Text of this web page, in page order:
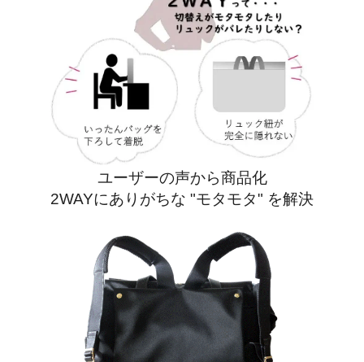
ユーザーの声から商品化
2WAYにありがちな "モタモタ" を解決